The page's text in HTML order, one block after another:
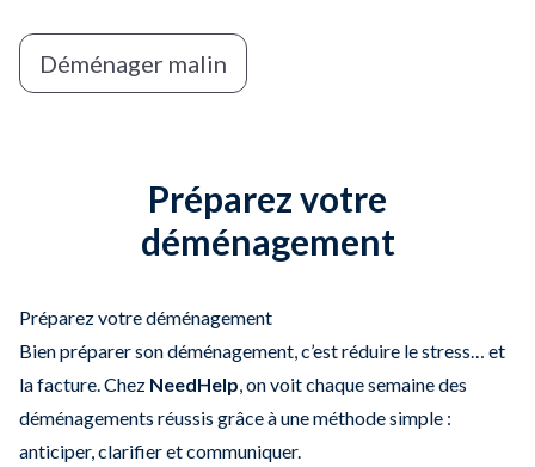
Déménager malin
Préparez votre
déménagement
Préparez votre déménagement
Bien préparer son déménagement, c’est réduire le stress… et
la facture. Chez NeedHelp, on voit chaque semaine des
déménagements réussis grâce à une méthode simple :
anticiper, clarifier et communiquer.